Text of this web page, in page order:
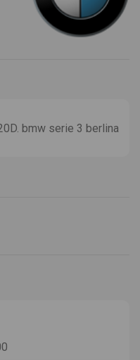
bmw serie 3 berlina